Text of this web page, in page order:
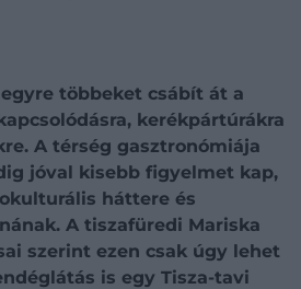
többeket csábít át a
kerékpártúrákra
A térség gasztronómiája
jóval kisebb figyelmet kap,
háttere és
A tiszafüredi Mariska
szerint ezen csak úgy lehet
is egy Tisza-tavi